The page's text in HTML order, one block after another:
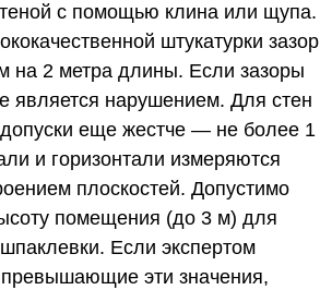
с помощью клина или щупа.
штукатурки зазор
на 2 метра длины. Если зазоры
является нарушением. Для стен
еще жестче — не более 1
и горизонтали измеряются
плоскостей. Допустимо
помещения (до 3 м) для
Если экспертом
эти значения,